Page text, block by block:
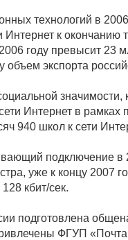
технологий в
Интернет к
году превысит
экспорта
Интернет в
940 школ к сети
подключение
уже к концу 2007
кбит/сек.
подготовлена
ФГУП